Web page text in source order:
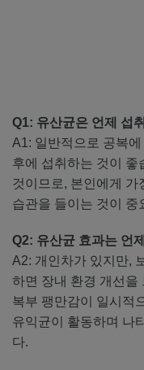
Q1: 유산균은 언제 섭
A1: 일반적으로 공복
후에 섭취하는 것이 좋
것이므로, 본인에게 가
습관을 들이는 것이 중
Q2: 유산균 효과는 언
A2: 개인차가 있지만,
하면 장내 환경 개선을
복부 팽만감이 일시적
유익균이 활동하며 나
다.